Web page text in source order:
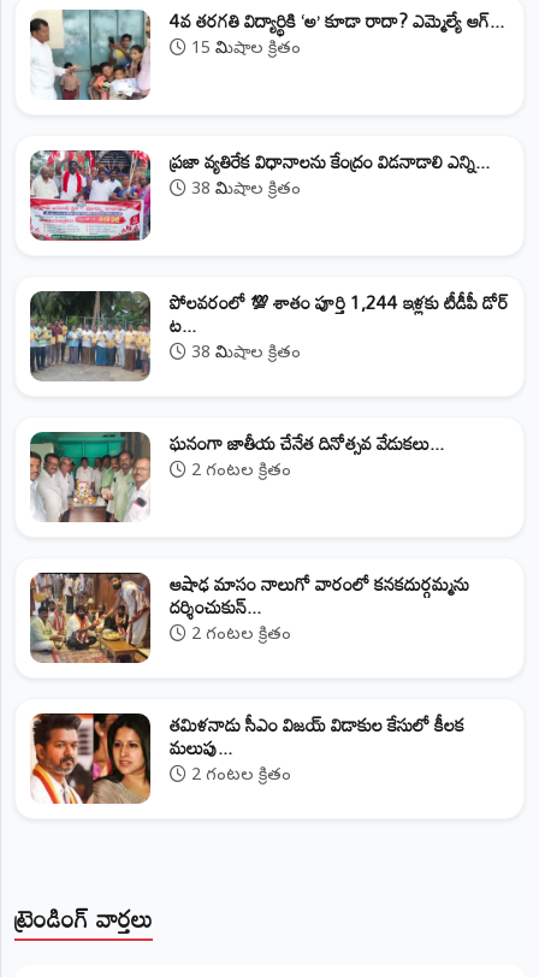
ట్రెండింగ్ వార్తలు
4వ తరగతి విద్యార్థికి ‘అ’ కూడా రాదా? ఎమ్మెల్యే ఆగ్...
15 నిమిషాల క్రితం
ప్రజా వ్యతిరేక విధానాలను కేంద్రం విడనాడాలి ఎన్ని...
38 నిమిషాల క్రితం
పోలవరంలో 💯 శాతం పూర్తి 1,244 ఇళ్లకు టీడీపీ డోర్‌
ట...
38 నిమిషాల క్రితం
ఘనంగా జాతీయ చేనేత దినోత్సవ వేడుకలు...
2 గంటల క్రితం
ఆషాఢ మాసం నాలుగో వారంలో కనకదుర్గమ్మను
దర్శించుకున్...
2 గంటల క్రితం
తమిళనాడు సీఎం విజయ్‌ విడాకుల కేసులో కీలక
మలుపు...
2 గంటల క్రితం